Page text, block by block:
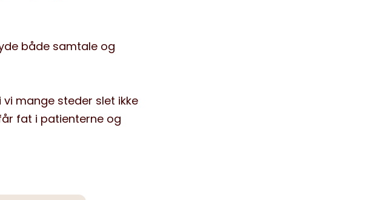
både samtale og
mange steder slet ikke
fat i patienterne og